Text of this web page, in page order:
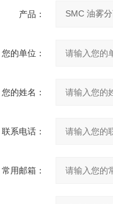
产品：
您的单位：
您的姓名：
联系电话：
常用邮箱：